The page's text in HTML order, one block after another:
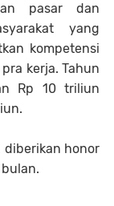
pasar dan
yang
kompetensi
kerja. Tahun
Rp 10 triliun
diberikan honor